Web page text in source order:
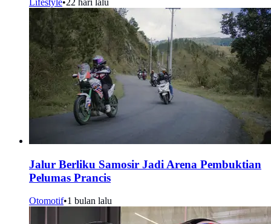
Lifestyle•22 hari lalu
Jalur Berliku Samosir Jadi Arena Pembuktian
Pelumas Prancis
Otomotif•1 bulan lalu